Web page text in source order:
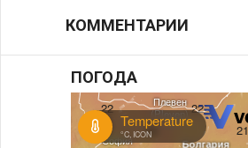
КОММЕНТАРИИ
ПОГОДА